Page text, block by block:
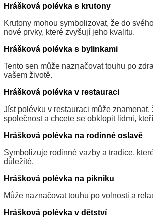
Hrášková polévka s krutony
Krutony mohou symbolizovat, že do
nové prvky, které zvyšují jeho kvalitu.
Hrášková polévka s bylinkami
Tento sen může naznačovat touhu po
vašem životě.
Hrášková polévka v restauraci
Jíst polévku v restauraci může znamenat,
společnost a chcete se obklopit lidmi,
Hrášková polévka na rodinné oslavě
Symbolizuje rodinné vazby a tradice,
důležité.
Hrášková polévka na pikniku
Může naznačovat touhu po volnosti a
Hrášková polévka v dětství